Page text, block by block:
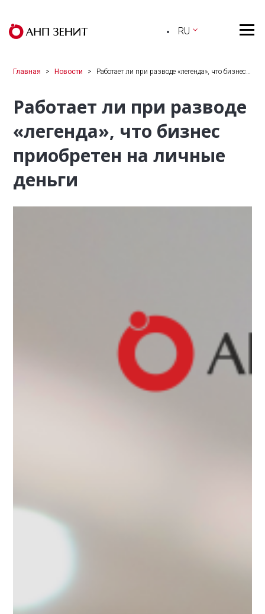
RU
Главная Новости Работает ли при разводе «легенда», что бизнес…
Работает ли при разводе
«легенда», что бизнес
приобретен на личные
деньги